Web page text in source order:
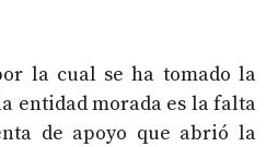
la cual se ha tomado la
entidad morada es la falta
de apoyo que abrió la